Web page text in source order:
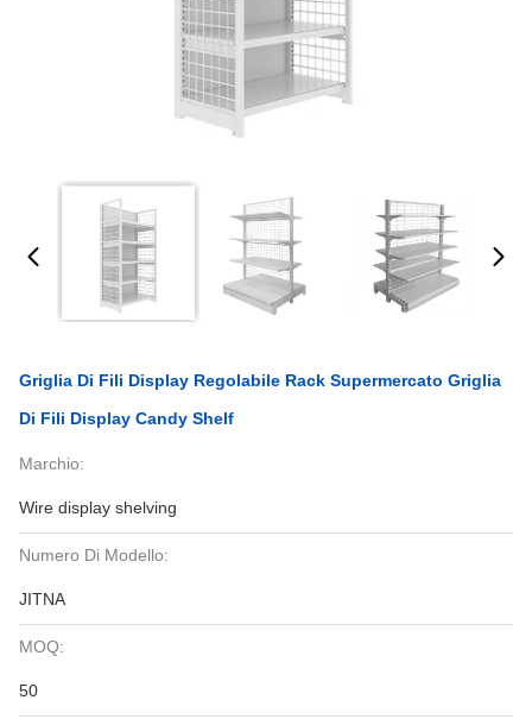
Griglia Di Fili Display Regolabile Rack Supermercato Griglia
Di Fili Display Candy Shelf
Marchio:
Wire display shelving
Numero Di Modello:
JITNA
MOQ:
50